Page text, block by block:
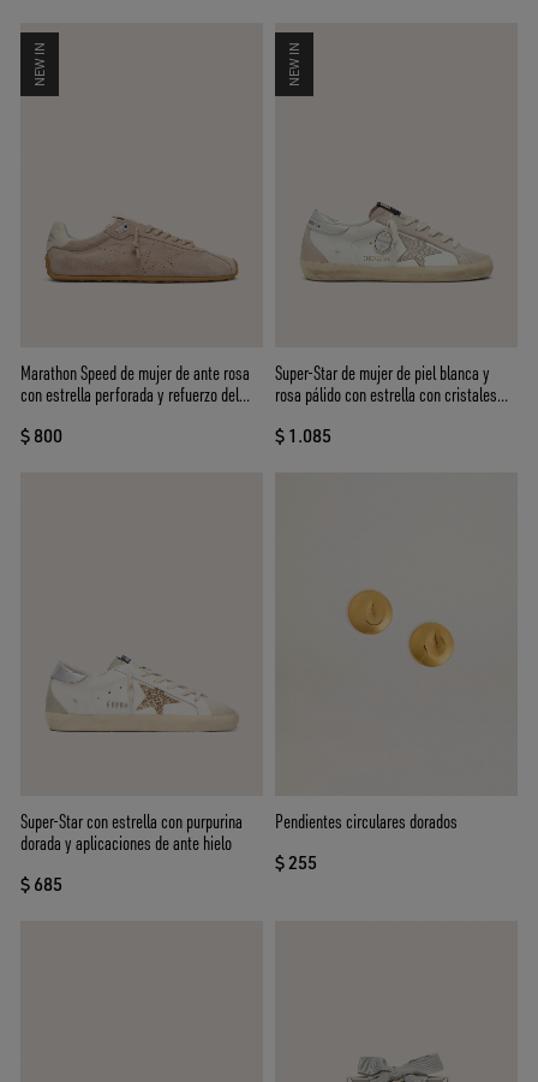
NEW IN
Marathon Speed de mujer de ante rosa
con estrella perforada y refuerzo del
$ 800
NEW IN
Super-Star de mujer de piel blanca y
rosa pálido con estrella con cristales
$ 1.085
Super-Star con estrella con purpurina
dorada y aplicaciones de ante hielo
$ 685
Pendientes circulares dorados
$ 255